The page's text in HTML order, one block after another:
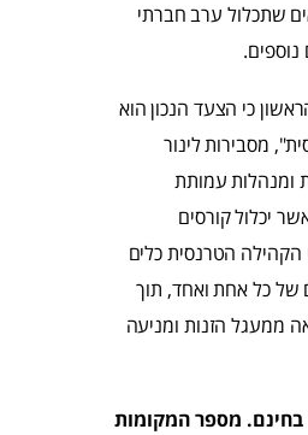
שתכלול ערב חברתי
נוספים.
כי הצעד הנכון הוא
מסבירות לינור
ומנהלות עמותת
יכלול קורסים
הקהילה הטרנסית כלים
של כל אחת ואחד, תוך
ממעגל הזנות ומניעה
בחינם. מספר המקומות